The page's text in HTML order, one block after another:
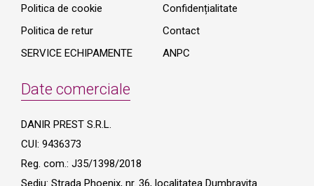
Politica de cookie
Politica de retur
SERVICE ECHIPAMENTE
Confidențialitate
Contact
ANPC
Date comerciale
DANIR PREST S.R.L.
CUI: 9436373
Reg. com.: J35/1398/2018